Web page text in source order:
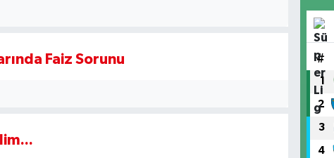
Faiz Sorunu #
1
2
3
4